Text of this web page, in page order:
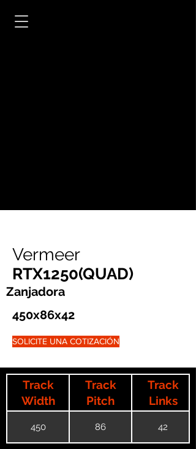
Vermeer
RTX1250(QUAD)
Zanjadora
450x86x42
SOLICITE UNA COTIZACIÓN
Track
Width
Track
Pitch
Track
Links
450 86 42